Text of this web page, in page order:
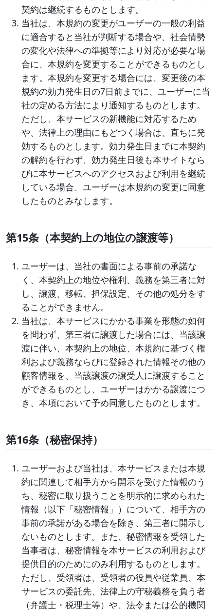
契約は継続するものとします。
当社は、本規約の変更がユーザーの一般の利益
に適合すると当社が判断する場合や、社会情勢
の変化や法律への準拠等により対応が必要な場
合に、本規約を変更することができるものとし
ます。本規約を変更する場合には、変更後の本
規約の効力発生日の7日前までに、ユーザーに当
社の定める方法により通知するものとします。
ただし、本サービスの新機能に対応するため
や、法律上の理由にもどつく場合は、直ちに発
効するものとします。効力発生日までに本契約
の解約を行わず、効力発生日後も本サイトなら
びに本サービスへのアクセスおよび利用を継続
している場合、ユーザーは本規約の変更に同意
したものとみなします。
第15条（本契約上の地位の譲渡等）
ユーザーは、当社の書面による事前の承諾な
く、本契約上の地位や権利、義務を第三者に対
し、譲渡、移転、担保設定、その他の処分をす
ることができません。
当社は、本サービスにかかる事業を形態の如何
を問わず、第三者に譲渡した場合には、当該譲
渡に伴い、本契約上の地位、本規約に基づく権
利および義務ならびに登録された情報その他の
顧客情報を、当該譲渡の譲受人に譲渡すること
ができるものとし、ユーザーはかかる譲渡につ
き、本項において予め同意したものとします。
第16条（秘密保持）
ユーザーおよび当社は、本サービスまたは本規
約に関連して相手方から開示を受けた情報のう
ち、秘密に取り扱うことを明示的に求められた
情報（以下「秘密情報」）について、相手方の
事前の承諾がある場合を除き、第三者に開示し
ないものとします。また、秘密情報を受領した
当事者は、秘密情報を本サービスの利用および
提供目的のためにのみ利用するものとします。
ただし、受領者は、受領者の役員や従業員、本
サービスの委託先、法律上の守秘義務を負う者
（弁護士・税理士等）や、法令または公的機関